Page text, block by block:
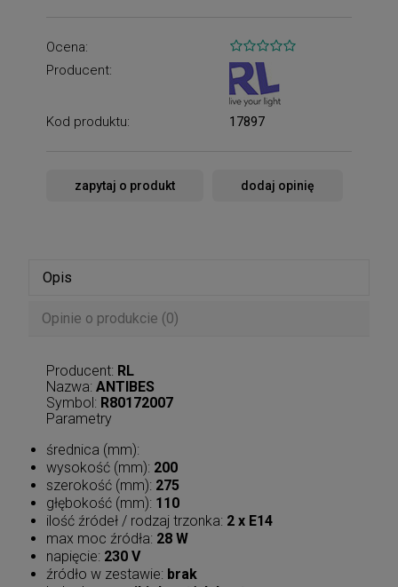
Ocena:
Producent:
Kod produktu: 17897
zapytaj o produkt dodaj opinię
Opis
Opinie o produkcie (0)
Producent: RL
Nazwa: ANTIBES
Symbol: R80172007
Parametry
średnica (mm):
wysokość (mm): 200
szerokość (mm): 275
głębokość (mm): 110
ilość źródeł / rodzaj trzonka: 2 x E14
max moc źródła: 28 W
napięcie: 230 V
źródło w zestawie: brak